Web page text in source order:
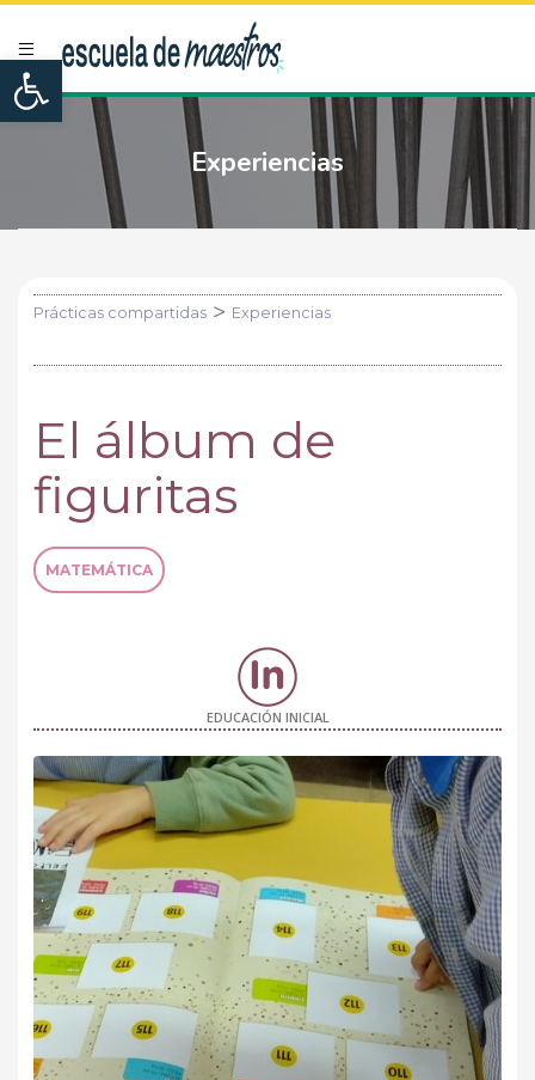
Open toolbar
Experiencias
Prácticas compartidas> Experiencias
El álbum de
figuritas
MATEMÁTICA
EDUCACIÓN INICIAL